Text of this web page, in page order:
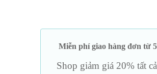
Miễn phí giao hàng đơn từ
Shop giảm giá 20% tất